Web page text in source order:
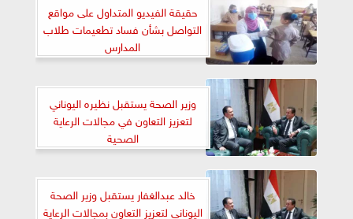
حقيقة الفيديو المتداول على مواقع
التواصل بشأن فساد تطعيمات طلاب
المدارس
وزير الصحة يستقبل نظيره اليوناني
لتعزيز التعاون في مجالات الرعاية
الصحية
خالد عبدالغفار يستقبل وزير الصحة
اليوناني لتعزيز التعاون بمجالات الرعاية